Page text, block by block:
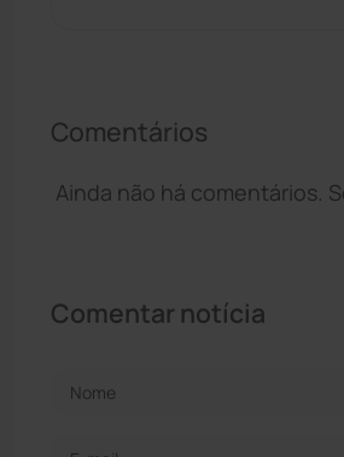
Comentários
Ainda não há comentários.
Comentar notícia